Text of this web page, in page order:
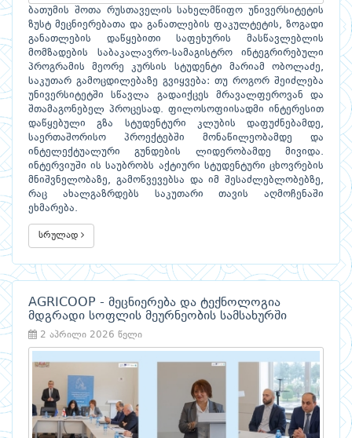
ბათუმის შოთა რუსთაველის სახელმწიფო უნივერსიტეტის
ზუსტ მეცნიერებათა და განათლების ფაკულტეტის, ზოგადი
განათლების დაწყებითი საფეხურის მასწავლებლის
მომზადების საბაკალავრო-სამაგისტრო ინტეგრირებული
პროგრამის მეორე კურსის სტუდენტი მარიამ ობოლაძე,
საკუთარ გამოცდილებაზე გვიყვება: თუ როგორ შეიძლება
უნივერსიტეტში სწავლა გადაიქცეს მრავალფეროვან და
შთამაგონებელ პროცესად. ფილოსოფიისადმი ინტერესით
დაწყებული გზა სტუდენტური კლუბის დაფუძნებამდე,
საერთაშორისო პროექტებში მონაწილეობამდე და
ინტელექტუალური გუნდების ლიდერობამდე მივიდა.
ინტერვიუში ის საუბრობს აქტიური სტუდენტური ცხოვრების
მნიშვნელობაზე, გამოწვევებსა და იმ შესაძლებლობებზე,
რაც ახალგაზრდებს საკუთარი თავის აღმოჩენაში
ეხმარება.
სრულად
AGRICOOP - მეცნიერება და ტექნოლოგია
მდგრადი სოფლის მეურნეობის სამსახურში
2 აპრილი 2026 წელი